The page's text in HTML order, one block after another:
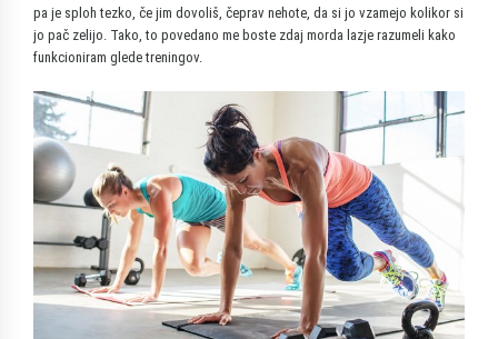
pa je sploh tezko, če jim dovoliš, čeprav nehote, da si jo vzamejo kolikor si
jo pač zelijo. Tako, to povedano me boste zdaj morda lazje razumeli kako
funkcioniram glede treningov.